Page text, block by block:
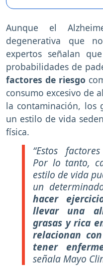
Aunque el
degenerativa que
expertos señalan
probabilidades de
factores de riesgo
consumo excesivo de
la contaminación, los
un estilo de vida
física.
“Estos
Por lo tanto,
estilo de vida
un
hacer
llevar una
grasas y rica
relacionan
tener
señala Mayo